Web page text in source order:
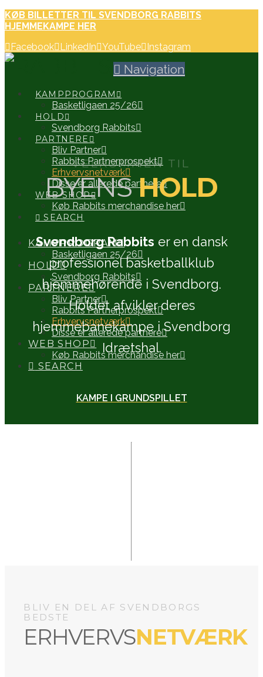
KØB BILLETTER TIL SVENDBORG RABBITS
HJEMMEKAMPE HER
Facebook LinkedIn YouTube Instagram
Navigation
KAMPPROGRAM
Basketligaen 25/26
HOLD
Svendborg Rabbits
PARTNERE
Bliv Partner
Rabbits Partnerprospekt
Erhvervsnetværk
Disse er allerede partnere
WEB SHOP
Køb Rabbits merchandise her
SEARCH
KAMPPROGRAM
Basketligaen 25/26
HOLD
Svendborg Rabbits
PARTNERE
Bliv Partner
Rabbits Partnerprospekt
Erhvervsnetværk
Disse er allerede partnere
WEB SHOP
Køb Rabbits merchandise her
SEARCH
VELKOMMEN TIL
BYENSHOLD
Svendborg Rabbits er en dansk
professionel basketballklub
hjemmehørende i Svendborg.
Holdet afvikler deres
hjemmebanekampe i Svendborg
Idrætshal.
KAMPE I GRUNDSPILLET
BLIV EN DEL AF SVENDBORGS
BEDSTE
ERHVERVSNETVÆRK